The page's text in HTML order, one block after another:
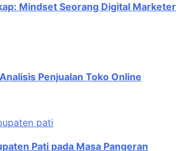
Mindset Seorang Digital Marketer
Penjualan Toko Online
Pati pada Masa Pangeran